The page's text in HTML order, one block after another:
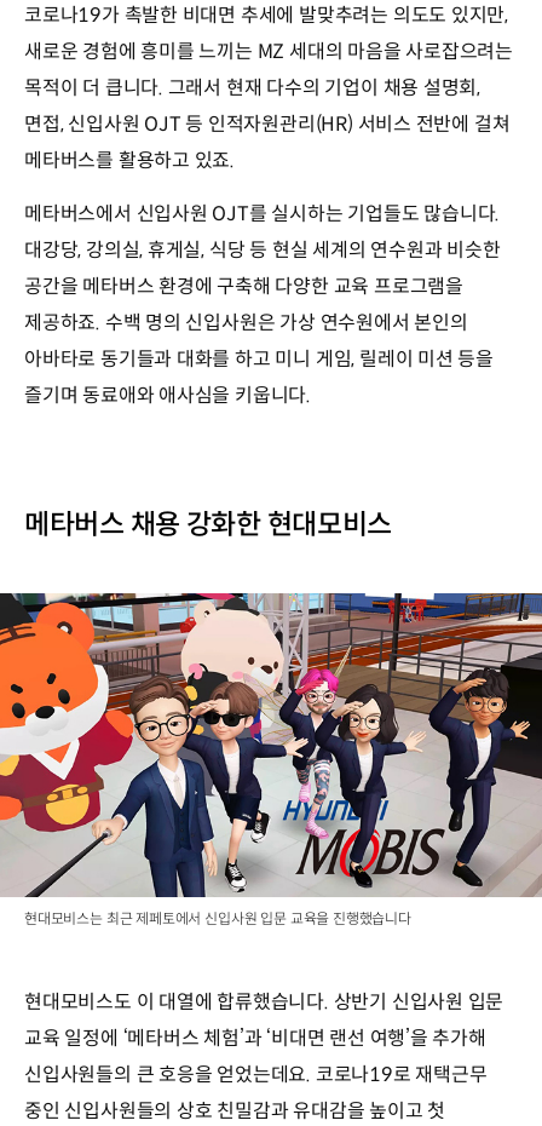
코로나19가 촉발한 비대면 추세에 발맞추려는 의도도 있지만,
새로운 경험에 흥미를 느끼는 MZ 세대의 마음을 사로잡으려는
목적이 더 큽니다. 그래서 현재 다수의 기업이 채용 설명회,
면접, 신입사원 OJT 등 인적자원관리(HR) 서비스 전반에 걸쳐
메타버스를 활용하고 있죠.
메타버스에서 신입사원 OJT를 실시하는 기업들도 많습니다.
대강당, 강의실, 휴게실, 식당 등 현실 세계의 연수원과 비슷한
공간을 메타버스 환경에 구축해 다양한 교육 프로그램을
제공하죠. 수백 명의 신입사원은 가상 연수원에서 본인의
아바타로 동기들과 대화를 하고 미니 게임, 릴레이 미션 등을
즐기며 동료애와 애사심을 키웁니다.
메타버스 채용 강화한 현대모비스
현대모비스는 최근 제페토에서 신입사원 입문 교육을 진행했습니다
현대모비스도 이 대열에 합류했습니다. 상반기 신입사원 입문
교육 일정에 ‘메타버스 체험’과 ‘비대면 랜선 여행’을 추가해
신입사원들의 큰 호응을 얻었는데요. 코로나19로 재택근무
중인 신입사원들의 상호 친밀감과 유대감을 높이고 첫